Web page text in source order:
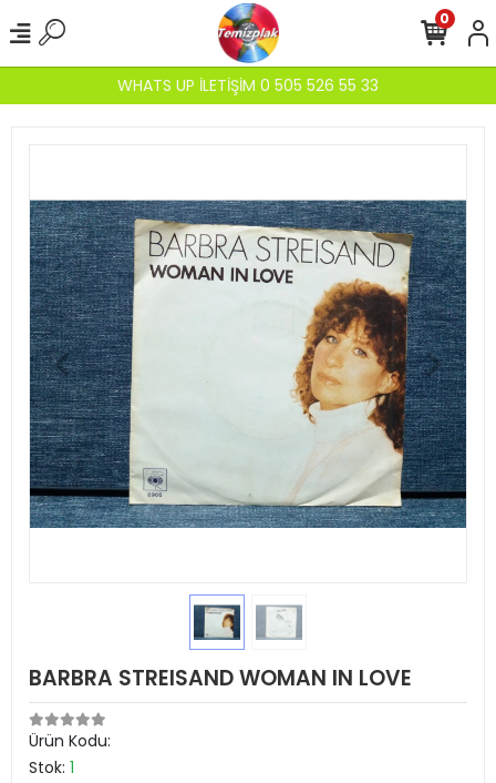
WHATS UP İLETİŞİM 0 505 526 55 33
0
BARBRA STREISAND WOMAN IN LOVE
Ürün Kodu:
Stok: 1